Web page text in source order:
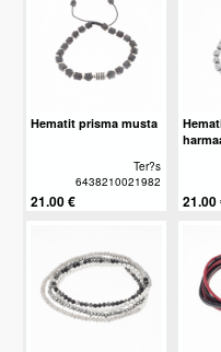
Hematit prisma musta
Ter?s
6438210021982
21.00 € 21.00